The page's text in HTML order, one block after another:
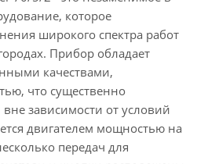
которое
широкого спектра работ
Прибор обладает
качествами,
что существенно
зависимости от условий
двигателем мощностью на
передач для